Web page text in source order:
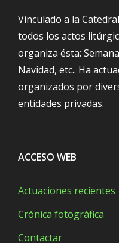
Vinculado a la
todos los actos
organiza ésta:
Navidad, etc.. Ha
organizados por
entidades privadas.
ACCESO WEB
Actuaciones recientes
Crónica fotográfica
Contactar